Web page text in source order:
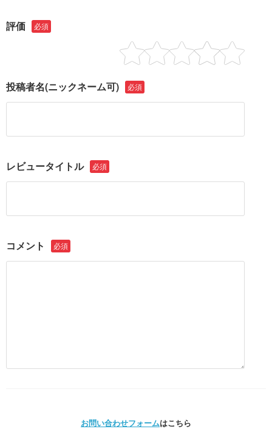
評価 必須
投稿者名(ニックネーム可) 必須
レビュータイトル 必須
コメント 必須
お問い合わせフォームはこちら